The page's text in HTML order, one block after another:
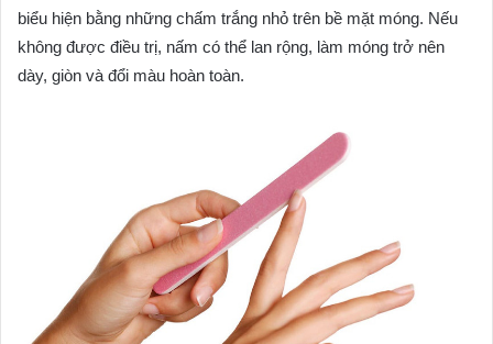
biểu hiện bằng những chấm trắng nhỏ trên bề mặt móng. Nếu
không được điều trị, nấm có thể lan rộng, làm móng trở nên
dày, giòn và đổi màu hoàn toàn.